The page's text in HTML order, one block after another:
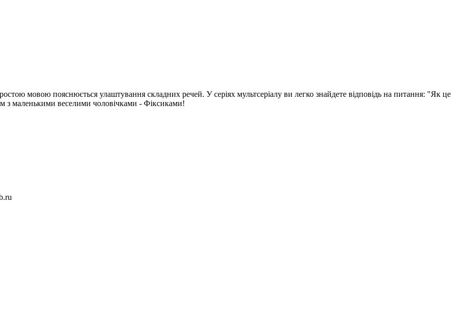
мовою пояснюється улаштування складних речей. У серіях мультсеріалу ви легко знайдете відповідь на питання: "Як це
з маленькими веселими чоловічками - Фіксиками!